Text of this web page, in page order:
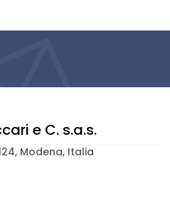
e C. s.a.s.
Modena, Italia